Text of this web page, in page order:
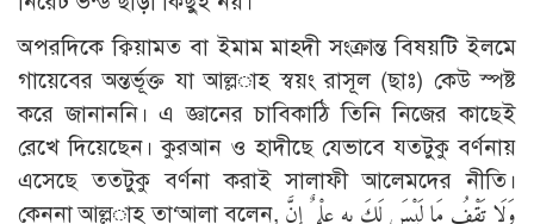
অপরদিকে ক্বিয়ামত বা ইমাম মাহদী সংক্রান্ত বিষয়টি ইলমে
গায়েবের অন্তর্ভূক্ত যা আল্ল­াহ স্বয়ং রাসূল (ছাঃ) কেউ স্পষ্ট
করে জানাননি। এ জ্ঞানের চাবিকাঠি তিনি নিজের কাছেই
রেখে দিয়েছেন। কুরআন ও হাদীছে যেভাবে যতটুকু বর্ণনায়
এসেছে ততটুকু বর্ণনা করাই সালাফী আলেমদের নীতি।
কেননা আল্ল­াহ তা‘আলা বলেন, وَلَا تَقْفُ مَا لَيْسَ لَكَ بِهِ عِلْمٌ إِنَّ